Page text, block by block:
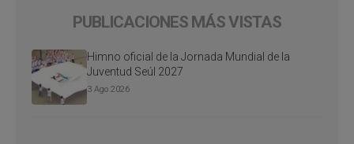
PUBLICACIONES MÁS VISTAS
Himno oficial de la Jornada Mundial de la
Juventud Seúl 2027
3 Ago 2026